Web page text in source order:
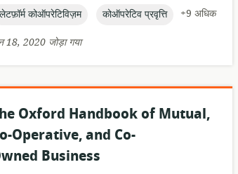
कोऑपरेटिविज़म topic:
कोऑपरेटिव प्रवृत्ति
+9 अधिक
18, 2020 जोड़ा गया
Oxford Handbook of Mutual,
Operative, and Co-
Business